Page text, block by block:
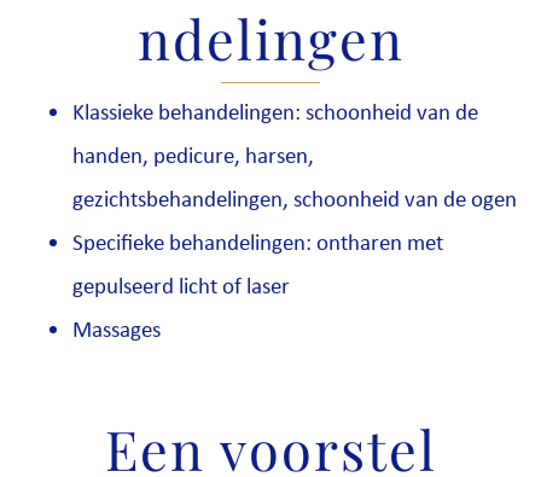
ndelingen
Klassieke behandelingen: schoonheid van de
handen, pedicure, harsen,
gezichtsbehandelingen, schoonheid van de ogen
Specifieke behandelingen: ontharen met
gepulseerd licht of laser
Massages
Een voorstel